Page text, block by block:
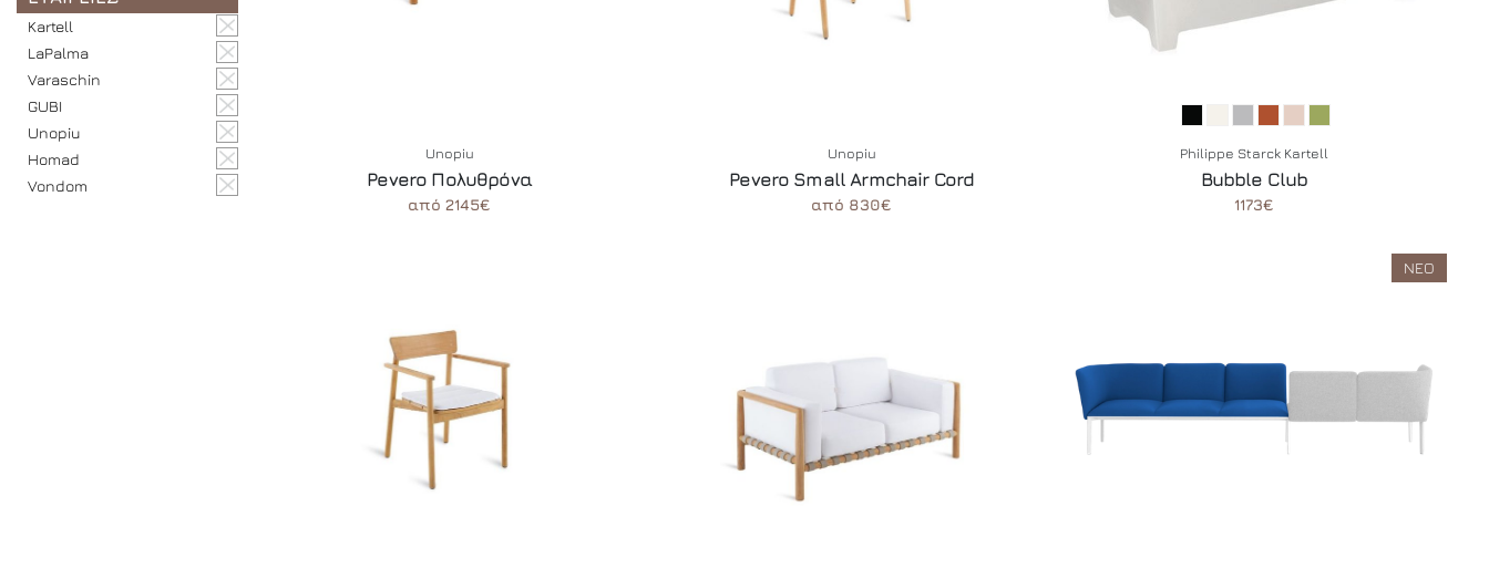
Kartell
LaPalma
Varaschin
GUBI
Unopiu
Homad
Vondom
Unopiu
Pevero Πολυθρόνα
από 2145€
Unopiu
Pevero Small Armchair Cord
από 830€
Philippe Starck Kartell
Bubble Club
1173€
ΝΕΟ